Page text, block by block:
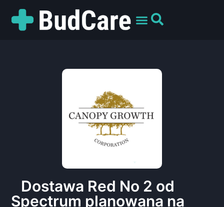
Dostawa Red No 2 od
Spectrum planowana na